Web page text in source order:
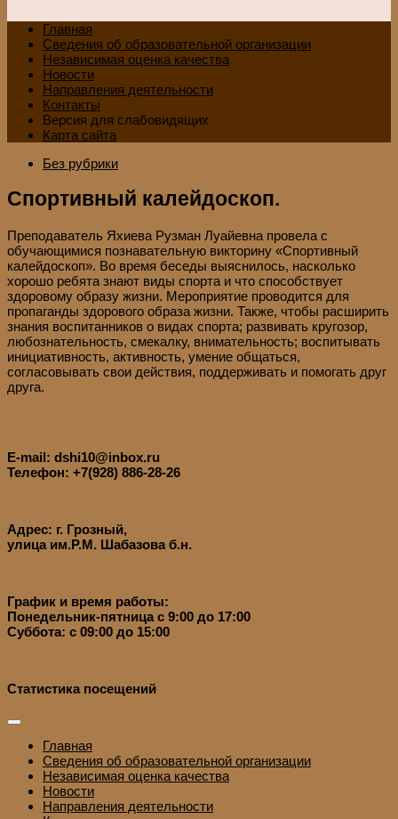
Главная
Сведения об образовательной организации
Независимая оценка качества
Новости
Направления деятельности
Контакты
Версия для слабовидящих
Карта сайта
Без рубрики
Спортивный калейдоскоп.
Преподаватель Яхиева Рузман Луайевна провела с
обучающимися познавательную викторину «Спортивный
калейдоскоп». Во время беседы выяснилось, насколько
хорошо ребята знают виды спорта и что способствует
здоровому образу жизни. Мероприятие проводится для
пропаганды здорового образа жизни. Также, чтобы расширить
знания воспитанников о видах спорта; развивать кругозор,
любознательность, смекалку, внимательность; воспитывать
инициативность, активность, умение общаться,
согласовывать свои действия, поддерживать и помогать друг
друга.
E-mail: dshi10@inbox.ru
Телефон: +7(928) 886-28-26
Адрес: г. Грозный,
улица им.Р.М. Шабазова б.н.
График и время работы:
Понедельник-пятница с 9:00 до 17:00
Суббота: с 09:00 до 15:00
Статистика посещений
Главная
Сведения об образовательной организации
Независимая оценка качества
Новости
Направления деятельности